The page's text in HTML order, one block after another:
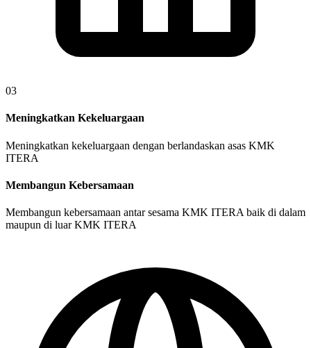
03
Meningkatkan Kekeluargaan
Meningkatkan kekeluargaan dengan berlandaskan asas KMK
ITERA
Membangun Kebersamaan
Membangun kebersamaan antar sesama KMK ITERA baik di dalam
maupun di luar KMK ITERA